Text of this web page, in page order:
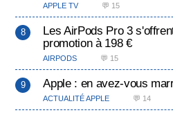
APPLE TV 💬 15
Les AirPods Pro 3
promotion à 198 €
AIRPODS 💬 15
Apple : en avez-vous
ACTUALITÉ APPLE 💬 14